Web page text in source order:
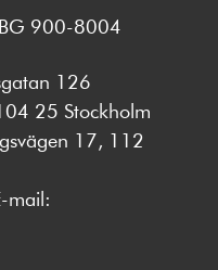
900-8004
126
25 Stockholm
17, 112
mail: